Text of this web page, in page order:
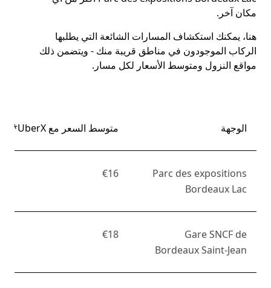
مكان آخر.
هنا، يمكنك استكشاف المسارات الشائعة التي يطلبها
الركاب الموجودون في مناطق قريبة منك - ويتضمن ذلك
مواقع النزول ومتوسط الأسعار لكل مسار.
الوجهة متوسط السعر مع UberX*
Parc des expositions
Bordeaux Lac
€16
Gare SNCF de
Bordeaux Saint-Jean
€18